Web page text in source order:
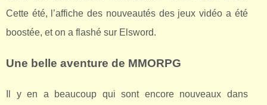
Cette été, l’affiche des nouveautés des jeux vidéo a été
boostée, et on a flashé sur Elsword.
Une belle aventure de MMORPG
Il y en a beaucoup qui sont encore nouveaux dans